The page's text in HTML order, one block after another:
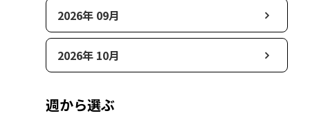
2026年 09月
2026年 10月
週から選ぶ